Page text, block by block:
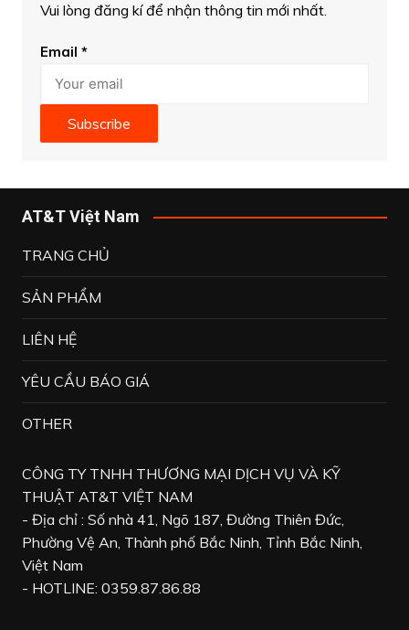
Vui lòng đăng kí để nhận thông tin mới nhất.
Email *
Subscribe
AT&T Việt Nam
TRANG CHỦ
SẢN PHẨM
LIÊN HỆ
YÊU CẦU BÁO GIÁ
OTHER
CÔNG TY TNHH THƯƠNG MẠI DỊCH VỤ VÀ KỸ
THUẬT AT&T VIỆT NAM
- Địa chỉ : Số nhà 41, Ngõ 187, Đường Thiên Đức,
Phường Vệ An, Thành phố Bắc Ninh, Tỉnh Bắc Ninh,
Việt Nam
- HOTLINE: 0359.87.86.88